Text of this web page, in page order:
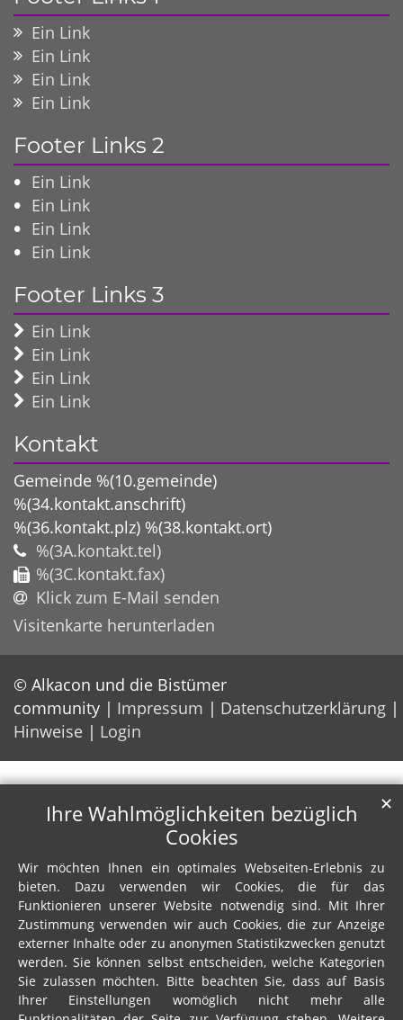
Ein Link
Ein Link
Ein Link
Ein Link
Footer Links 2
Ein Link
Ein Link
Ein Link
Ein Link
Footer Links 3
Ein Link
Ein Link
Ein Link
Ein Link
Kontakt
Gemeinde %(10.gemeinde)
%(34.kontakt.anschrift)
%(36.kontakt.plz) %(38.kontakt.ort)
%(3A.kontakt.tel)
%(3C.kontakt.fax)
Klick zum E-Mail senden
Visitenkarte herunterladen
© Alkacon und die Bistümer
community
Impressum
Datenschutzerklärung
Hinweise
Login
Ihre Wahlmöglichkeiten bezüglich
Cookies
Wir möchten Ihnen ein optimales Webseiten-Erlebnis zu
bieten. Dazu verwenden wir Cookies, die für das
Funktionieren unserer Website notwendig sind. Mit Ihrer
Zustimmung verwenden wir auch Cookies, die zur Anzeige
externer Inhalte oder zu anonymen Statistikzwecken genutzt
werden. Sie können selbst entscheiden, welche Kategorien
Sie zulassen möchten. Bitte beachten Sie, dass auf Basis
Ihrer Einstellungen womöglich nicht mehr alle
✕